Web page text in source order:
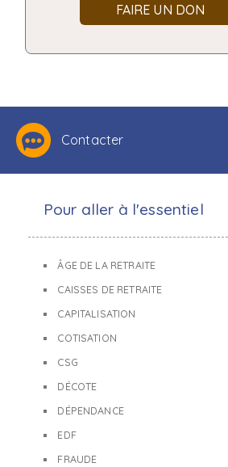
FAIRE UN DON
Contacter
Pour aller à l'essentiel
ÂGE DE LA RETRAITE
CAISSES DE RETRAITE
CAPITALISATION
COTISATION
CSG
DÉCOTE
DÉPENDANCE
EDF
FRAUDE